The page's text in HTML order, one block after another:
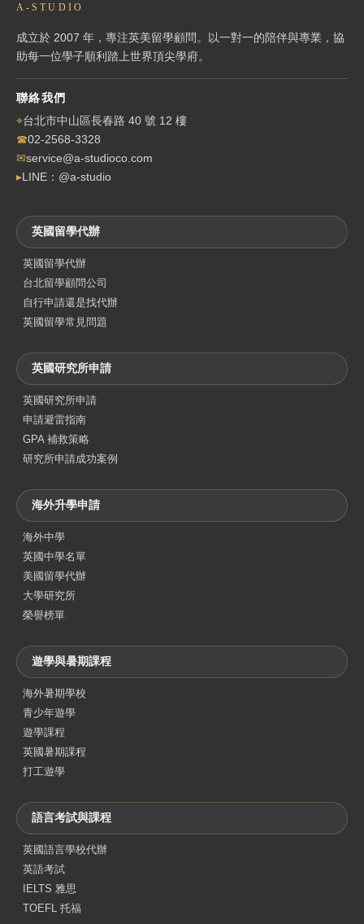
A-STUDIO
成立於 2007 年，專注英美留學顧問。以一對一的陪伴與專業，協
助每一位學子順利踏上世界頂尖學府。
聯絡我們
⌖台北市中山區長春路 40 號 12 樓
☎02-2568-3328
✉service@a-studioco.com
▸LINE：@a-studio
英國留學代辦
英國留學代辦
台北留學顧問公司
自行申請還是找代辦
英國留學常見問題
英國研究所申請
英國研究所申請
申請避雷指南
GPA 補救策略
研究所申請成功案例
海外升學申請
海外中學
英國中學名單
美國留學代辦
大學研究所
榮譽榜單
遊學與暑期課程
海外暑期學校
青少年遊學
遊學課程
英國暑期課程
打工遊學
語言考試與課程
英國語言學校代辦
英語考試
IELTS 雅思
TOEFL 托福